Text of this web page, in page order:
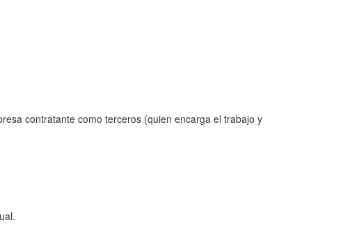
contratante como terceros (quien encarga el trabajo y